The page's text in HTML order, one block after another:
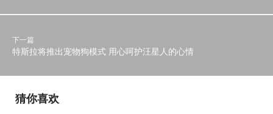
下一篇
特斯拉将推出宠物狗模式 用心呵护汪星人的心情
猜你喜欢